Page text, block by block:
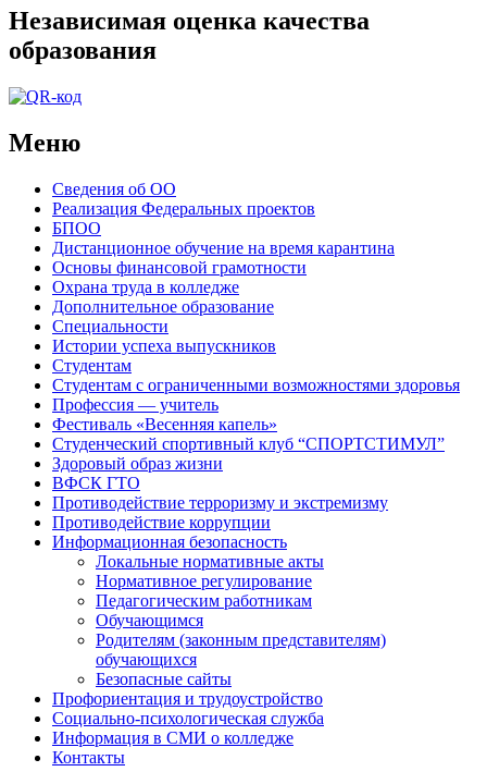
Независимая оценка качества
образования
Меню
Сведения об ОО
Реализация Федеральных проектов
БПОО
Дистанционное обучение на время карантина
Основы финансовой грамотности
Охрана труда в колледже
Дополнительное образование
Специальности
Истории успеха выпускников
Студентам
Студентам с ограниченными возможностями здоровья
Профессия — учитель
Фестиваль «Весенняя капель»
Студенческий спортивный клуб “СПОРТСТИМУЛ”
Здоровый образ жизни
ВФСК ГТО
Противодействие терроризму и экстремизму
Противодействие коррупции
Информационная безопасность
Локальные нормативные акты
Нормативное регулирование
Педагогическим работникам
Обучающимся
Родителям (законным представителям)
обучающихся
Безопасные сайты
Профориентация и трудоустройство
Социально-психологическая служба
Информация в СМИ о колледже
Контакты